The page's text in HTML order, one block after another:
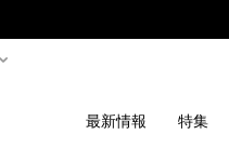
最新情報 特集